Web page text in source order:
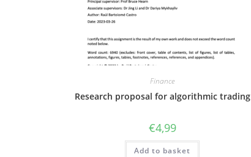
Finance
Research proposal for algorithmic trading
€4,99
Add to basket